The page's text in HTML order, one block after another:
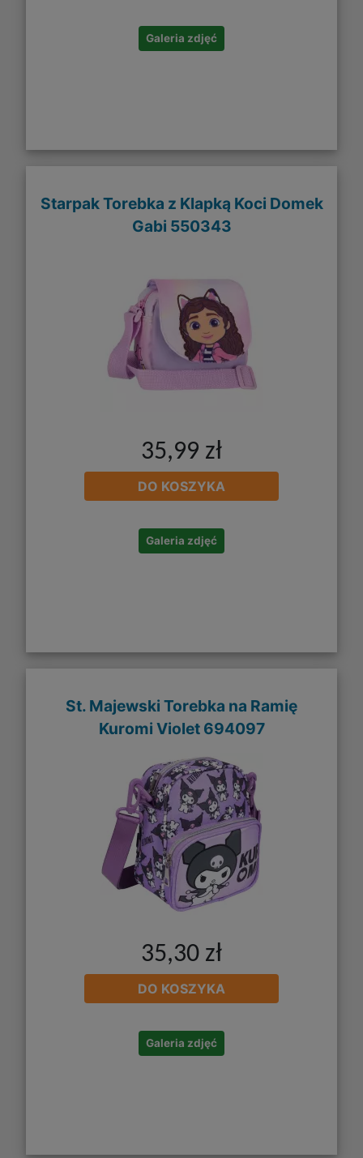
Galeria zdjęć
Starpak Torebka z Klapką Koci Domek
Gabi 550343
35,99 zł
DO KOSZYKA
Galeria zdjęć
St. Majewski Torebka na Ramię
Kuromi Violet 694097
35,30 zł
DO KOSZYKA
Galeria zdjęć